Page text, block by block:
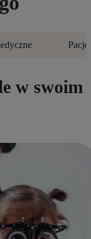
w swoim